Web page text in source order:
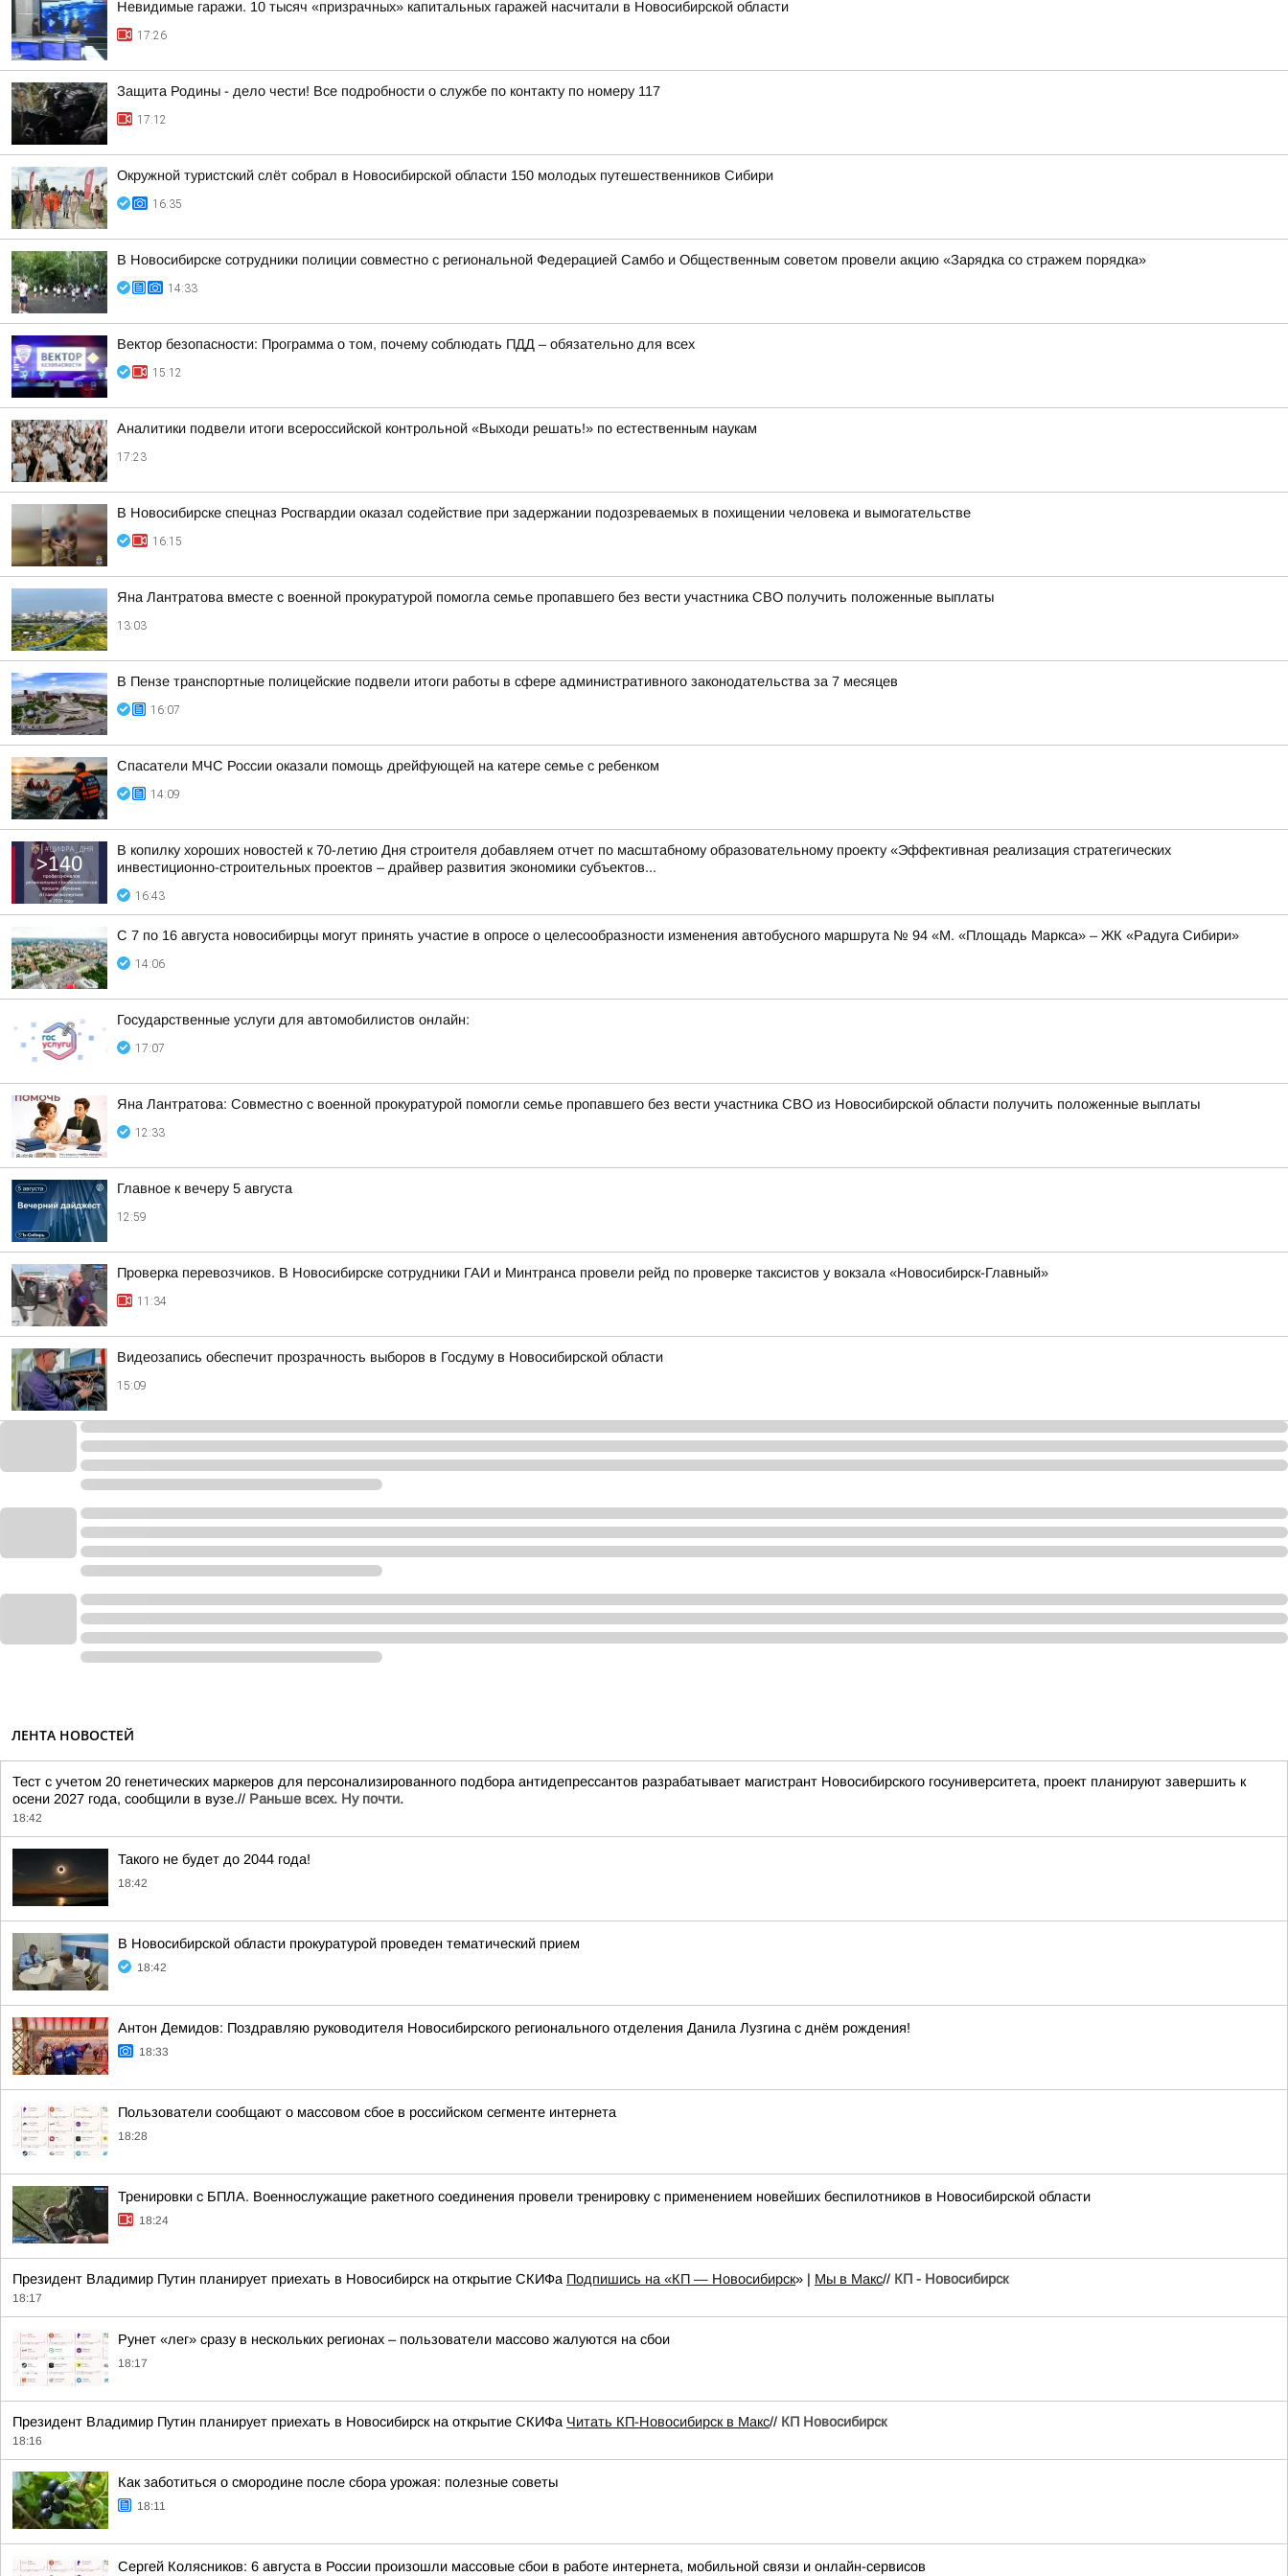
Невидимые гаражи. 10 тысяч «призрачных» капитальных гаражей насчитали в Новосибирской области
17:26
Защита Родины - дело чести! Все подробности о службе по контакту по номеру 117
17:12
Окружной туристский слёт собрал в Новосибирской области 150 молодых путешественников Сибири
16:35
В Новосибирске сотрудники полиции совместно с региональной Федерацией Самбо и Общественным советом провели акцию «Зарядка со стражем порядка»
14:33
Вектор безопасности: Программа о том, почему соблюдать ПДД – обязательно для всех
15:12
Аналитики подвели итоги всероссийской контрольной «Выходи решать!» по естественным наукам
17:23
В Новосибирске спецназ Росгвардии оказал содействие при задержании подозреваемых в похищении человека и вымогательстве
16:15
Яна Лантратова вместе с военной прокуратурой помогла семье пропавшего без вести участника СВО получить положенные выплаты
13:03
В Пензе транспортные полицейские подвели итоги работы в сфере административного законодательства за 7 месяцев
16:07
Спасатели МЧС России оказали помощь дрейфующей на катере семье с ребенком
14:09
В копилку хороших новостей к 70-летию Дня строителя добавляем отчет по масштабному образовательному проекту «Эффективная реализация стратегических
инвестиционно-строительных проектов – драйвер развития экономики субъектов...
16:43
С 7 по 16 августа новосибирцы могут принять участие в опросе о целесообразности изменения автобусного маршрута № 94 «М. «Площадь Маркса» – ЖК «Радуга Сибири»
14:06
Государственные услуги для автомобилистов онлайн:
17:07
Яна Лантратова: Совместно с военной прокуратурой помогли семье пропавшего без вести участника СВО из Новосибирской области получить положенные выплаты
12:33
Главное к вечеру 5 августа
12:59
Проверка перевозчиков. В Новосибирске сотрудники ГАИ и Минтранса провели рейд по проверке таксистов у вокзала «Новосибирск-Главный»
11:34
Видеозапись обеспечит прозрачность выборов в Госдуму в Новосибирской области
15:09
ЛЕНТА НОВОСТЕЙ
Тест с учетом 20 генетических маркеров для персонализированного подбора антидепрессантов разрабатывает магистрант Новосибирского госуниверситета, проект планируют завершить к
осени 2027 года, сообщили в вузе.// Раньше всех. Ну почти.
18:42
Такого не будет до 2044 года!
18:42
В Новосибирской области прокуратурой проведен тематический прием
18:42
Антон Демидов: Поздравляю руководителя Новосибирского регионального отделения Данила Лузгина с днём рождения!
18:33
Пользователи сообщают о массовом сбое в российском сегменте интернета
18:28
Тренировки с БПЛА. Военнослужащие ракетного соединения провели тренировку с применением новейших беспилотников в Новосибирской области
18:24
Президент Владимир Путин планирует приехать в Новосибирск на открытие СКИФа Подпишись на «КП — Новосибирск» | Мы в Mакс// КП - Новосибирск
18:17
Рунет «лег» сразу в нескольких регионах – пользователи массово жалуются на сбои
18:17
Президент Владимир Путин планирует приехать в Новосибирск на открытие СКИФа Читать КП-Новосибирск в Макс// КП Новосибирск
18:16
Как заботиться о смородине после сбора урожая: полезные советы
18:11
Сергей Колясников: 6 августа в России произошли массовые сбои в работе интернета, мобильной связи и онлайн-сервисов